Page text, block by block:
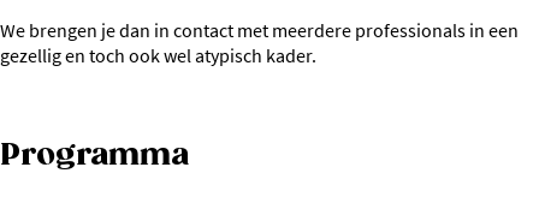
We brengen je dan in contact met meerdere professionals in een
gezellig en toch ook wel atypisch kader.
Programma